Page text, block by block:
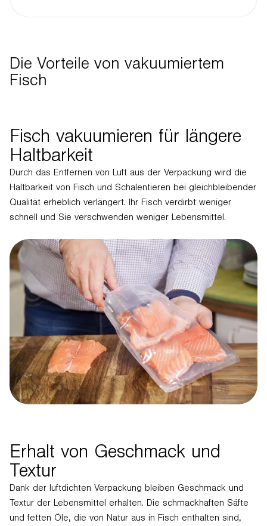
Die Vorteile von vakuumiertem
Fisch
Fisch vakuumieren für längere
Haltbarkeit
Durch das Entfernen von Luft aus der Verpackung wird die
Haltbarkeit von Fisch und Schalentieren bei gleichbleibender
Qualität erheblich verlängert. Ihr Fisch verdirbt weniger
schnell und Sie verschwenden weniger Lebensmittel.
Erhalt von Geschmack und
Textur
Dank der luftdichten Verpackung bleiben Geschmack und
Textur der Lebensmittel erhalten. Die schmackhaften Säfte
und fetten Öle, die von Natur aus in Fisch enthalten sind,